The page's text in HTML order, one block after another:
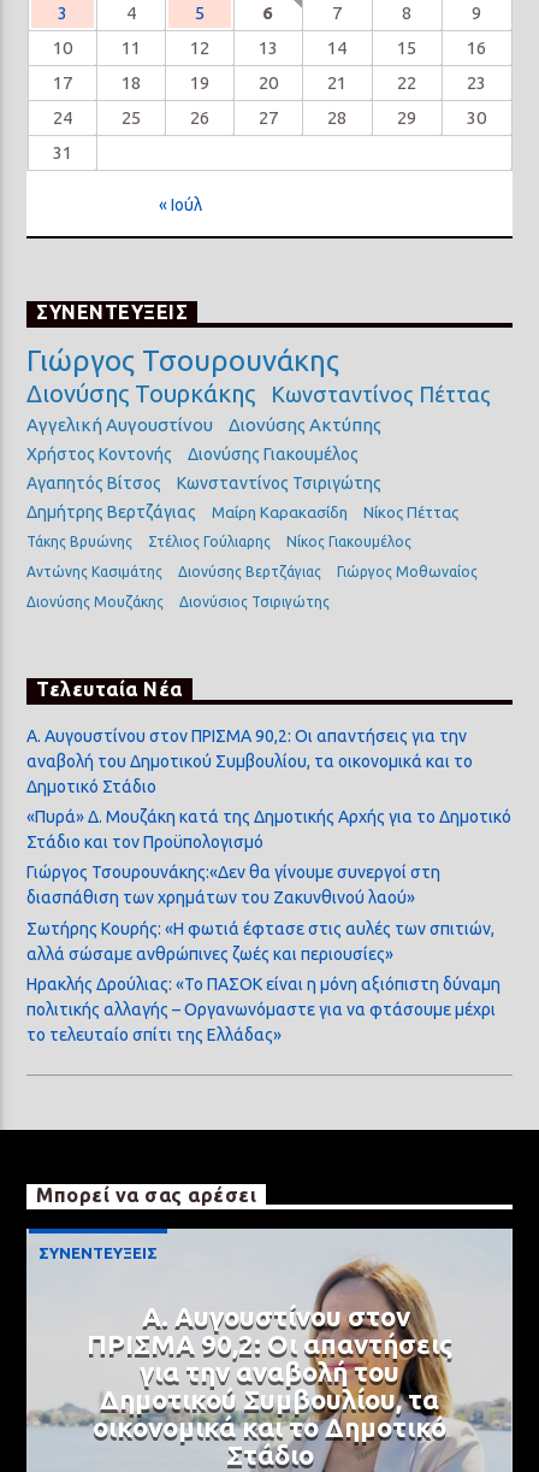
3 4 5 6 7 8
9
10
11 12 13 14 15
16
17
18 19 20 21 22
23
24
25 26 27 28 29
30
31
« Ιούλ
ΣΥΝΕΝΤΕΥΞΕΙΣ
Γιώργος Τσουρουνάκης
Διονύσης Τουρκάκης Κωνσταντίνος Πέττας
Αγγελική Αυγουστίνου Διονύσης Ακτύπης
Χρήστος Κοντονής
Διονύσης Γιακουμέλος
Αγαπητός Βίτσος
Κωνσταντίνος Τσιριγώτης
Δημήτρης Βερτζάγιας
Μαίρη Καρακασίδη Νίκος Πέττας
Τάκης Βρυώνης Στέλιος Γούλιαρης
Νίκος Γιακουμέλος
Αντώνης Κασιμάτης
Διονύσης Βερτζάγιας
Γιώργος Μοθωναίος
Διονύσης Μουζάκης
Διονύσιος Τσιριγώτης
Τελευταία Νέα
Α. Αυγουστίνου στον ΠΡΙΣΜΑ 90,2: Οι απαντήσεις για την
αναβολή του Δημοτικού Συμβουλίου, τα οικονομικά και το
Δημοτικό Στάδιο
«Πυρά» Δ. Μουζάκη κατά της Δημοτικής Αρχής για το Δημοτικό
Στάδιο και τον Προϋπολογισμό
Γιώργος Τσουρουνάκης:«Δεν θα γίνουμε συνεργοί στη
διασπάθιση των χρημάτων του Ζακυνθινού λαού»
Σωτήρης Κουρής: «Η φωτιά έφτασε στις αυλές των σπιτιών,
αλλά σώσαμε ανθρώπινες ζωές και περιουσίες»
Ηρακλής Δρούλιας: «Το ΠΑΣΟΚ είναι η μόνη αξιόπιστη δύναμη
πολιτικής αλλαγής – Οργανωνόμαστε για να φτάσουμε μέχρι
το τελευταίο σπίτι της Ελλάδας»
Μπορεί να σας αρέσει
ΣΥΝΕΝΤΕΥΞΕΙΣ
Α. Αυγουστίνου στον
ΠΡΙΣΜΑ 90,2: Οι απαντήσεις
για την αναβολή του
Δημοτικού Συμβουλίου, τα
οικονομικά και το Δημοτικό
Στάδιο